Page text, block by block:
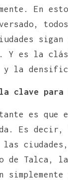
En
Y es la
y la
clave
es que
Es decir,
las
de Talca,